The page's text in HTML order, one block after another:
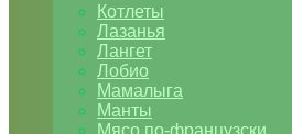
Котлеты
Лазанья
Лангет
Лобио
Мамалыга
Манты
Мясо по-французски